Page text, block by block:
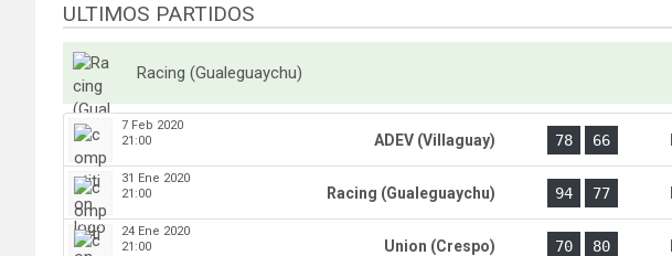
ULTIMOS PARTIDOS
Racing (Gualeguaychu)
7 Feb 2020
21:00
ADEV (Villaguay) 78 66
31 Ene 2020
21:00
Racing (Gualeguaychu) 94 77
24 Ene 2020
21:00
Union (Crespo) 70 80